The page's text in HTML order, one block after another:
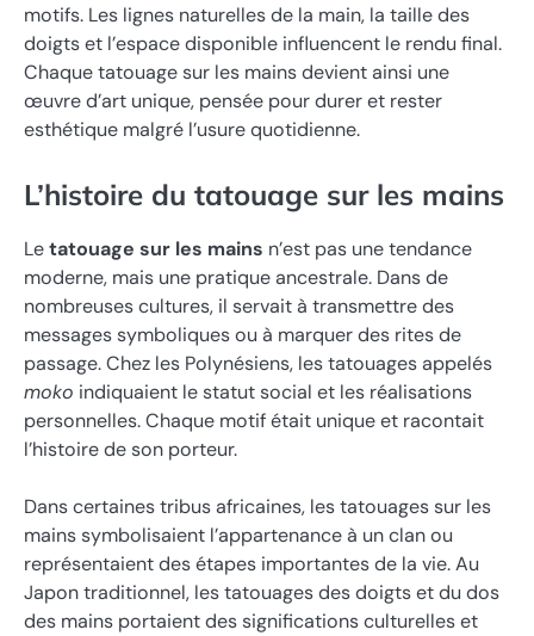
motifs. Les lignes naturelles de la main, la taille des
doigts et l’espace disponible influencent le rendu final.
Chaque tatouage sur les mains devient ainsi une
œuvre d’art unique, pensée pour durer et rester
esthétique malgré l’usure quotidienne.
L’histoire du tatouage sur les mains
Letatouage sur les mains n’est pas une tendance
moderne, mais une pratique ancestrale. Dans de
nombreuses cultures, il servait à transmettre des
messages symboliques ou à marquer des rites de
passage. Chez les Polynésiens, les tatouages appelés
moko indiquaient le statut social et les réalisations
personnelles. Chaque motif était unique et racontait
l’histoire de son porteur.
Dans certaines tribus africaines, les tatouages sur les
mains symbolisaient l’appartenance à un clan ou
représentaient des étapes importantes de la vie. Au
Japon traditionnel, les tatouages des doigts et du dos
des mains portaient des significations culturelles et